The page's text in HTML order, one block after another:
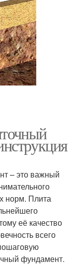
– это важный
норм. Плита
её качество
всего
фундамент.